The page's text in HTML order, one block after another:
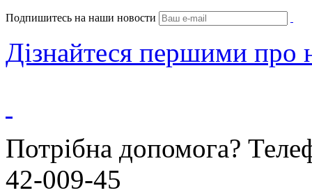
Подпишитесь на наши новости
Дізнайтеся першими про
Потрібна допомога?
42-009-45